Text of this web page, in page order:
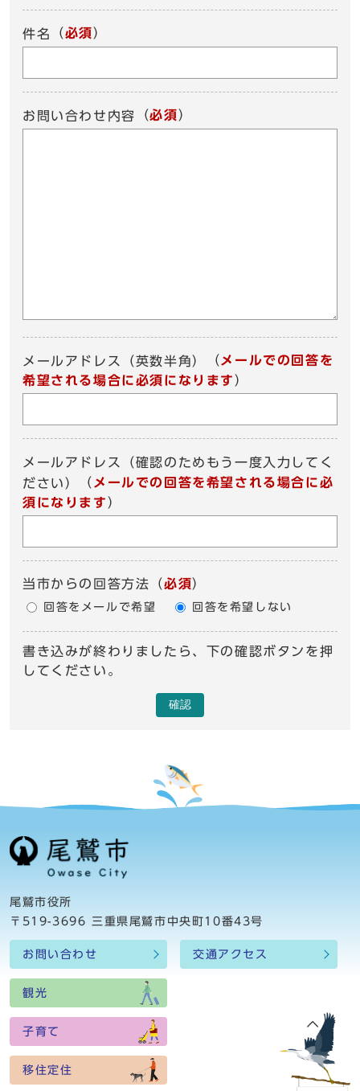
件名 （必須）
お問い合わせ内容 （必須）
メールアドレス（英数半角） （ メールでの回答を
希望される場合に必須になります ）
メールアドレス（確認のためもう一度入力してく
ださい）
（ メールでの回答を希望される場合に必
須になります ）
当市からの回答方法 （必須）
回答をメールで希望 回答を希望しない
書き込みが終わりましたら、下の確認ボタンを押
してください。
確認
尾鷲市役所
〒519-3696 三重県尾鷲市中央町10番43号
お問い合わせ 交通アクセス
観光
子育て
移住定住